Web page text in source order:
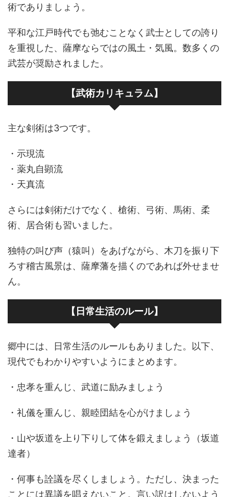
術でありましょう。
平和な江戸時代でも弛むことなく武士としての誇り
を重視した、薩摩ならではの風土・気風。数多くの
武芸が奨励されました。
【武術カリキュラム】
主な剣術は3つです。
・示現流
・薬丸自顕流
・天真流
さらには剣術だけでなく、槍術、弓術、馬術、柔
術、居合術も習いました。
独特の叫び声（猿叫）をあげながら、木刀を振り下
ろす稽古風景は、薩摩藩を描くのであれば外せませ
ん。
【日常生活のルール】
郷中には、日常生活のルールもありました。以下、
現代でもわかりやすいようにまとめます。
・忠孝を重んじ、武道に励みましょう
・礼儀を重んじ、親睦団結を心がけましょう
・山や坂道を上り下りして体を鍛えましょう（坂道
達者）
・何事も詮議を尽くしましょう。ただし、決まった
ことには異議を唱えないこと。言い訳はしないよう